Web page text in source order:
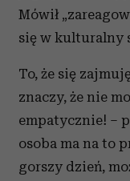
Mówił
się w kulturalny
To, że się
znaczy, że nie
empatycznie! –
osoba ma na to
gorszy dzień,